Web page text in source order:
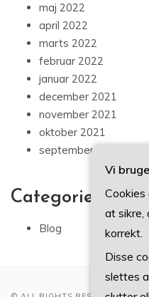
maj 2022
april 2022
marts 2022
februar 2022
januar 2022
december 2021
november 2021
oktober 2021
september 2021
Categories
Blog
Vi
at sikre,
korrekt.
Disse
slettes